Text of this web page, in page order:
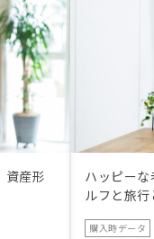
資産形
ハッピー
ルフと旅
購入時データ